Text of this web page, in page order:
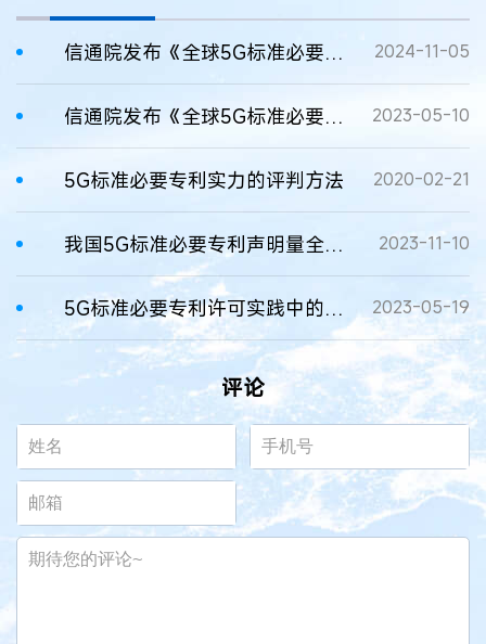
信通院发布《全球5G标准必要专利及标准提案研究报告<2024年>》 2024-11-05
信通院发布《全球5G标准必要专利及标准提案研究报告（2023年）》 2023-05-10
5G标准必要专利实力的评判方法 2020-02-21
我国5G标准必要专利声明量全球占比达42% 2023-11-10
5G标准必要专利许可实践中的难点 2023-05-19
评论